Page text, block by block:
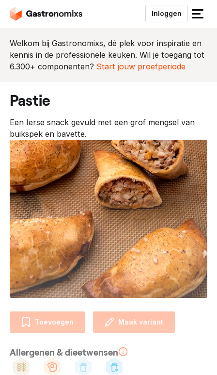
Inloggen
S
u
i
e
u
Welkom bij Gastronomixs, dé plek voor inspiratie en
kennis in de professionele keuken. Wil je toegang tot
6.300+ componenten? Start jouw proefperiode
pastie
Een Ierse snack gevuld met een grof mengsel van
buikspek en bavette.
Toevoegen Maak variant
Allergenen & dieetwensen